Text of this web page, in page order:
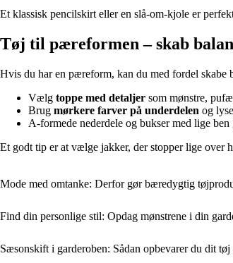
Et klassisk pencilskirt eller en slå-om-kjole er
Tøj til pæreformen – skab
Hvis du har en pæreform, kan du med fordel
Vælg toppe med detaljer som mønstre,
Brug mørkere farver på underdelen og
A-formede nederdele og bukser med lige
Et godt tip er at vælge jakker, der stopper lige over
Mode med omtanke: Derfor gør bæredygtig
Find din personlige stil: Opdag mønstrene i din
Sæsonskift i garderoben: Sådan opbevarer du dit